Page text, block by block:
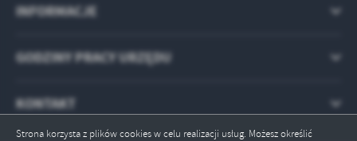
Strona korzysta z plików cookies w celu realizacji usług. Możesz określić
INFORMACJE
GODZINY PRACY URZĘDU
KONTAKT